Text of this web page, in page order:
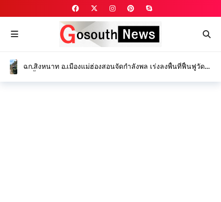
ฉก.สิงหนาท อ.เมืองแม่ฮ่องสอนจัดกำลังพล เร่งลงพื้นที่ฟื้นฟูวัด
จากเหตุน้ำป่าไหลหลาก